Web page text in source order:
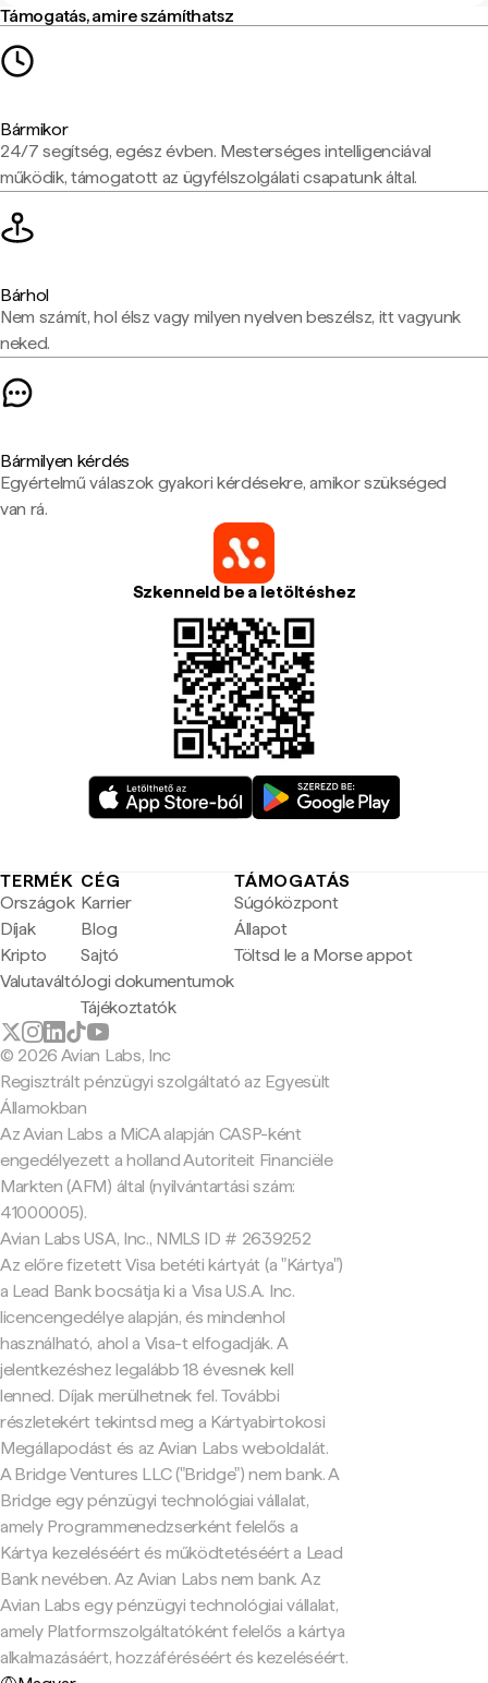
Támogatás, amire számíthatsz
Bármikor
24/7 segítség, egész évben. Mesterséges intelligenciával
működik, támogatott az ügyfélszolgálati csapatunk által.
Bárhol
Nem számít, hol élsz vagy milyen nyelven beszélsz, itt vagyunk
neked.
Bármilyen kérdés
Egyértelmű válaszok gyakori kérdésekre, amikor szükséged
van rá.
Szkenneld be a letöltéshez
TERMÉK
Országok
Díjak
Kripto
Valutaváltó
CÉG
Karrier
Blog
Sajtó
Jogi dokumentumok
Tájékoztatók
TÁMOGATÁS
Súgóközpont
Állapot
Töltsd le a Morse appot
© 2026 Avian Labs, Inc
Regisztrált pénzügyi szolgáltató az Egyesült
Államokban
Az Avian Labs a MiCA alapján CASP-ként
engedélyezett a holland Autoriteit Financiële
Markten (AFM) által (nyilvántartási szám:
41000005).
Avian Labs USA, Inc., NMLS ID # 2639252
Az előre fizetett Visa betéti kártyát (a "Kártya")
a Lead Bank bocsátja ki a Visa U.S.A. Inc.
licencengedélye alapján, és mindenhol
használható, ahol a Visa-t elfogadják. A
jelentkezéshez legalább 18 évesnek kell
lenned. Díjak merülhetnek fel. További
részletekért tekintsd meg a Kártyabirtokosi
Megállapodást és az Avian Labs weboldalát.
A Bridge Ventures LLC ("Bridge") nem bank. A
Bridge egy pénzügyi technológiai vállalat,
amely Programmenedzserként felelős a
Kártya kezeléséért és működtetéséért a Lead
Bank nevében. Az Avian Labs nem bank. Az
Avian Labs egy pénzügyi technológiai vállalat,
amely Platformszolgáltatóként felelős a kártya
alkalmazásáért, hozzáféréséért és kezeléséért.